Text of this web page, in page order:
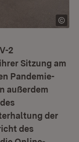
2
Sitzung am
Pandemie-
außerdem
der
des